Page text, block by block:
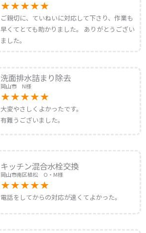
ご親切に、ていねいに対応して下さり、作業も
早くてとても助かりました。 ありがとうござい
ました。
洗面排水詰まり除去
岡山市 N様
大変やさしくよかったです。
有難うございました。
キッチン混合水栓交換
岡山市南区植松 O・M様
電話をしてからの対応が速くてよかった。